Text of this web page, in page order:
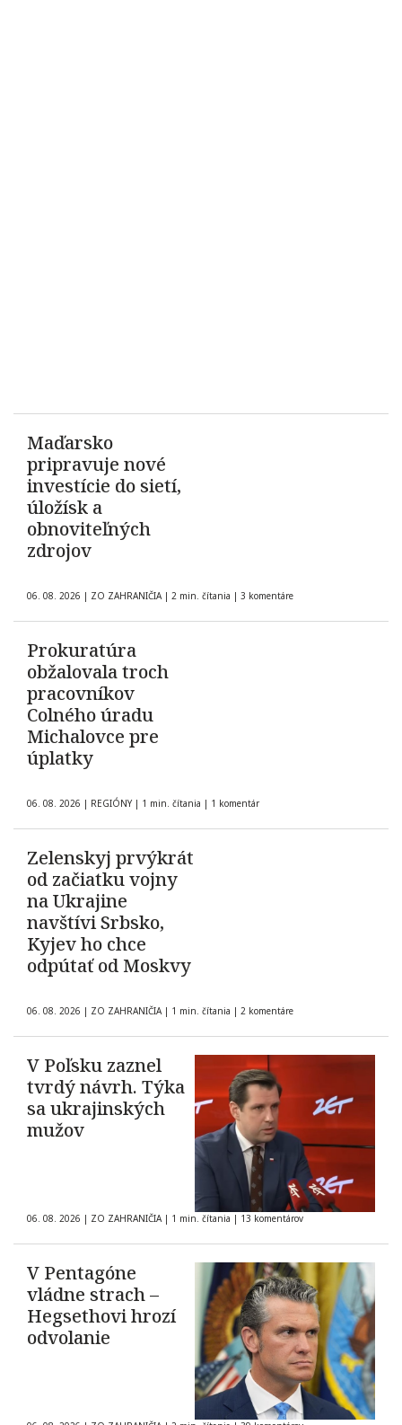
Maďarsko
pripravuje nové
investície do sietí,
úložísk a
obnoviteľných
zdrojov
06. 08. 2026 | ZO ZAHRANIČIA | 2 min. čítania | 3 komentáre
Prokuratúra
obžalovala troch
pracovníkov
Colného úradu
Michalovce pre
úplatky
06. 08. 2026 | REGIÓNY | 1 min. čítania | 1 komentár
Zelenskyj prvýkrát
od začiatku vojny
na Ukrajine
navštívi Srbsko,
Kyjev ho chce
odpútať od Moskvy
06. 08. 2026 | ZO ZAHRANIČIA | 1 min. čítania | 2 komentáre
V Poľsku zaznel
tvrdý návrh. Týka
sa ukrajinských
mužov
06. 08. 2026 | ZO ZAHRANIČIA | 1 min. čítania | 13 komentárov
V Pentagóne
vládne strach –
Hegsethovi hrozí
odvolanie